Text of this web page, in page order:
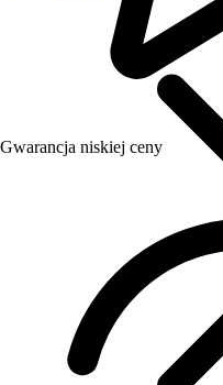
Gwarancja niskiej ceny